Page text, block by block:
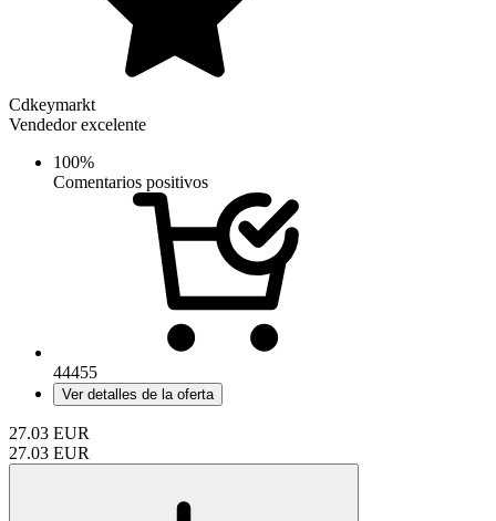
Cdkeymarkt
Vendedor excelente
100%
Comentarios positivos
44455
Ver detalles de la oferta
27.03 EUR
27.03 EUR